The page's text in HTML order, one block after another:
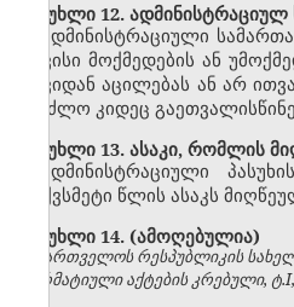
მუხლი 12.
ადმინისტრაციული
თავისი მოქმედების ან
თავიდან აცილებას ან არ
შეეძლო კიდეც
მუხლი 13. ასაკი, რომლის
ადმინისტრაციული
თექვსმეტი წლის ასაკს
მუხლი 14. (ამოღებულია)
საქართველოს რესპუბლიკის
ნორმატიული აქტების კრებული, ტ.I,